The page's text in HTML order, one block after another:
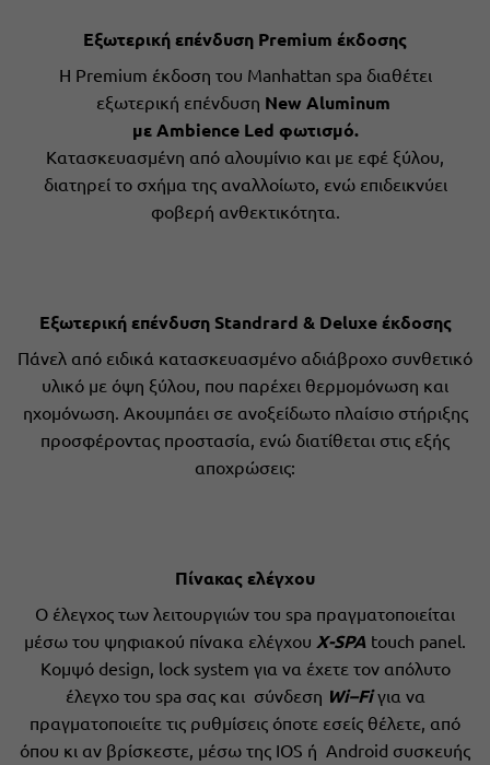
Εξωτερική επένδυση Premium έκδοσης
H Premium έκδοση του Manhattan spa διαθέτει
εξωτερική επένδυση New Aluminum
με Ambience Led φωτισμό.
Κατασκευασμένη από αλουμίνιο και με εφέ ξύλου,
διατηρεί το σχήμα της αναλλοίωτο, ενώ επιδεικνύει
φοβερή ανθεκτικότητα.
Εξωτερική επένδυση Standrard & Deluxe έκδοσης
Πάνελ από ειδικά κατασκευασμένο αδιάβροχο συνθετικό
υλικό με όψη ξύλου, που παρέχει θερμομόνωση και
ηχομόνωση. Ακουμπάει σε ανοξείδωτο πλαίσιο στήριξης
προσφέροντας προστασία, ενώ διατίθεται στις εξής
αποχρώσεις:
Πίνακας ελέγχου
Ο έλεγχος των λειτουργιών του spa πραγματοποιείται
μέσω του ψηφιακού πίνακα ελέγχου Χ-SPA touch panel.
Κομψό design, lock system για να έχετε τον απόλυτο
έλεγχο του spa σας και σύνδεση Wi–Fiγια να
πραγματοποιείτε τις ρυθμίσεις όποτε εσείς θέλετε, από
όπου κι αν βρίσκεστε, μέσω της IΟS ή Android συσκευής